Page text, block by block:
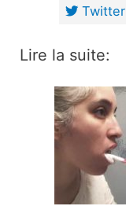
Twitter
Lire la suite: